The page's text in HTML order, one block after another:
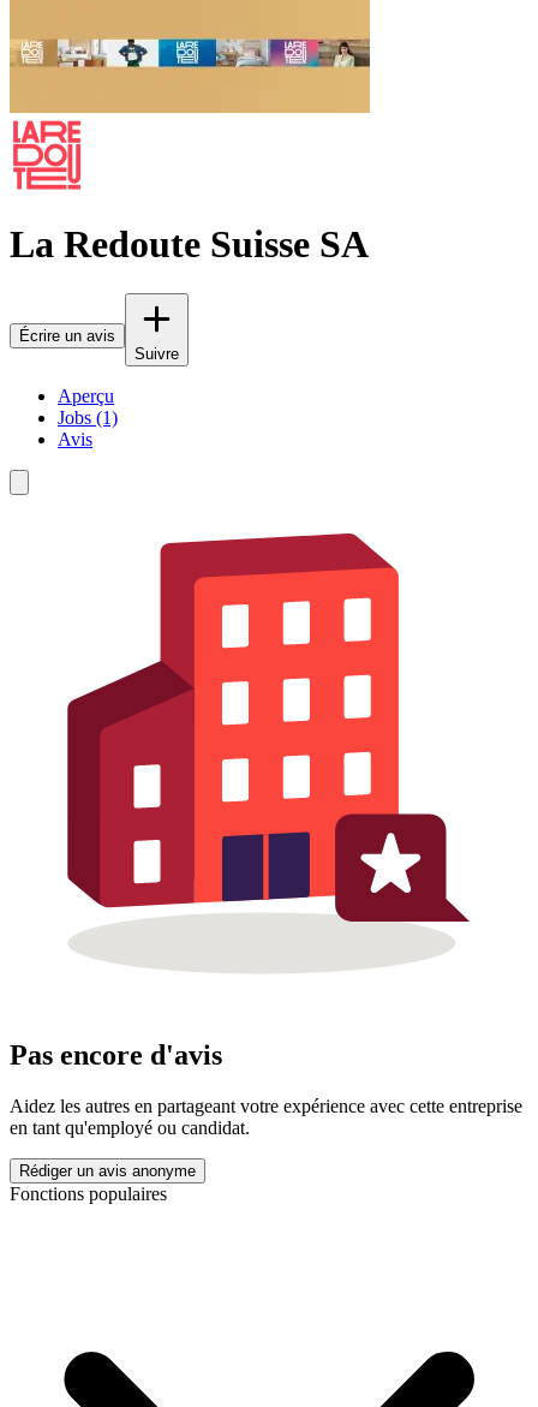
La Redoute Suisse SA
Écrire un avis
Suivre
Aperçu
Jobs (1)
Avis
Pas encore d'avis
Aidez les autres en partageant votre expérience avec cette entreprise
en tant qu'employé ou candidat.
Rédiger un avis anonyme
Fonctions populaires